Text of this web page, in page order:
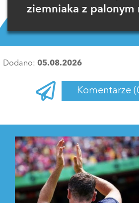
ziemniaka z palonym
Dodano: 05.08.2026
Komentarze